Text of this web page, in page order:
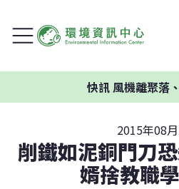
風機離聚落、學
2015年08
削鐵如泥銅門刀
婿捨教職